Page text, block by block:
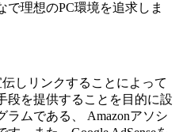
理想のPC環境を追求しま
しリンクすることによって
段を提供することを目的に設
ムである、 Amazonアソシ